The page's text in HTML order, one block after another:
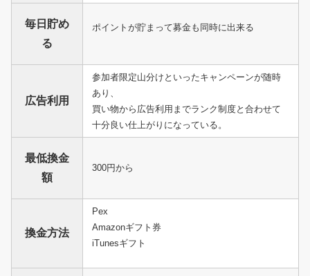
毎日貯め
る
ポイントが貯まって募金も同時に出来る
広告利用
参加者限定山分けといったキャンペーンが随時
あり、
買い物から広告利用までランク制度と合わせて
十分良い仕上がりになっている。
最低換金
額
300円から
換金方法
Pex
Amazonギフト券
iTunesギフト